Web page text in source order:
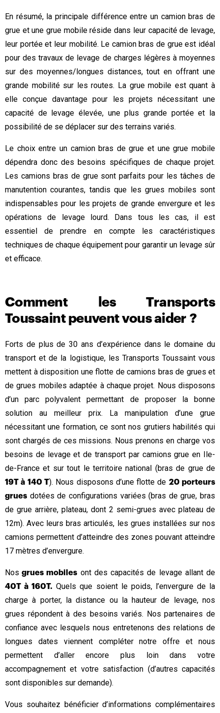
En résumé, la principale différence entre un camion bras de
grue et une grue mobile réside dans leur capacité de levage,
leur portée et leur mobilité. Le camion bras de grue est idéal
pour des travaux de levage de charges légères à moyennes
sur des moyennes/longues distances, tout en offrant une
grande mobilité sur les routes. La grue mobile est quant à
elle conçue davantage pour les projets nécessitant une
capacité de levage élevée, une plus grande portée et la
possibilité de se déplacer sur des terrains variés.
Le choix entre un camion bras de grue et une grue mobile
dépendra donc des besoins spécifiques de chaque projet.
Les camions bras de grue sont parfaits pour les tâches de
manutention courantes, tandis que les grues mobiles sont
indispensables pour les projets de grande envergure et les
opérations de levage lourd. Dans tous les cas, il est
essentiel de prendre en compte les caractéristiques
techniques de chaque équipement pour garantir un levage sûr
et efficace.
Comment les Transports
Toussaint peuvent vous aider ?
Forts de plus de 30 ans d’expérience dans le domaine du
transport et de la logistique, les Transports Toussaint vous
mettent à disposition une flotte de camions bras de grues et
de grues mobiles adaptée à chaque projet. Nous disposons
d’un parc polyvalent permettant de proposer la bonne
solution au meilleur prix. La manipulation d’une grue
nécessitant une formation, ce sont nos grutiers habilités qui
sont chargés de ces missions. Nous prenons en charge vos
besoins de levage et de transport par camions grue en Ile-
de-France et sur tout le territoire national (bras de grue de
19T à 140 T). Nous disposons d’une flotte de 20 porteurs
grues dotées de configurations variées (bras de grue, bras
de grue arrière, plateau, dont 2 semi-grues avec plateau de
12m). Avec leurs bras articulés, les grues installées sur nos
camions permettent d’atteindre des zones pouvant atteindre
17 mètres d’envergure.
Nos grues mobiles ont des capacités de levage allant de
40T à 160T. Quels que soient le poids, l’envergure de la
charge à porter, la distance ou la hauteur de levage, nos
grues répondent à des besoins variés. Nos partenaires de
confiance avec lesquels nous entretenons des relations de
longues dates viennent compléter notre offre et nous
permettent d’aller encore plus loin dans votre
accompagnement et votre satisfaction (d’autres capacités
sont disponibles sur demande).
Vous souhaitez bénéficier d’informations complémentaires